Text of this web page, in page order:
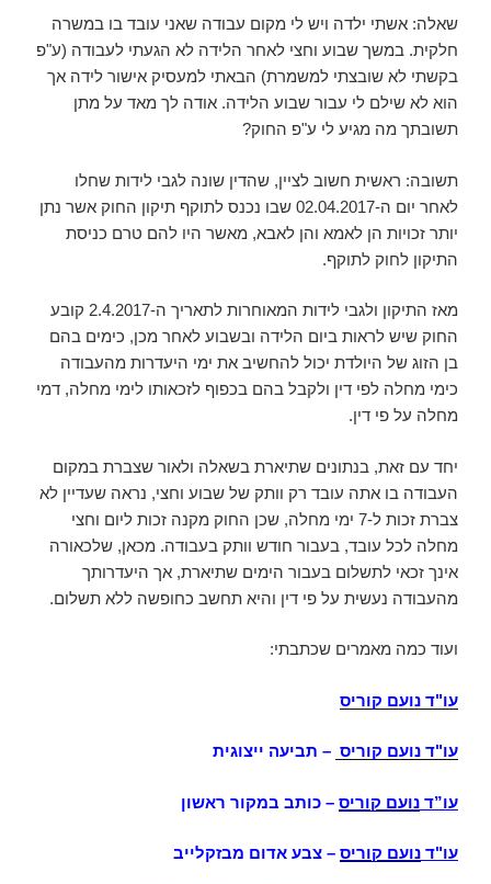
שאלה: אשתי ילדה ויש לי מקום עבודה שאני עובד בו במשרה
חלקית. במשך שבוע וחצי לאחר הלידה לא הגעתי לעבודה (ע"פ
בקשתי לא שובצתי למשמרת) הבאתי למעסיק אישור לידה אך
הוא לא שילם לי עבור שבוע הלידה. אודה לך מאד על מתן
תשובתך מה מגיע לי ע"פ החוק?
תשובה: ראשית חשוב לציין, שהדין שונה לגבי לידות שחלו
לאחר יום ה-02.04.2017 שבו נכנס לתוקף תיקון החוק אשר נתן
יותר זכויות הן לאמא והן לאבא, מאשר היו להם טרם כניסת
התיקון לחוק לתוקף.
מאז התיקון ולגבי לידות המאוחרות לתאריך ה-2.4.2017 קובע
החוק שיש לראות ביום הלידה ובשבוע לאחר מכן, כימים בהם
בן הזוג של היולדת יכול להחשיב את ימי היעדרות מהעבודה
כימי מחלה לפי דין ולקבל בהם בכפוף לזכאותו לימי מחלה, דמי
מחלה על פי דין.
יחד עם זאת, בנתונים שתיארת בשאלה ולאור שצברת במקום
העבודה בו אתה עובד רק וותק של שבוע וחצי, נראה שעדיין לא
צברת זכות ל-7 ימי מחלה, שכן החוק מקנה זכות ליום וחצי
מחלה לכל עובד, בעבור חודש וותק בעבודה. מכאן, שלכאורה
אינך זכאי לתשלום בעבור הימים שתיארת, אך היעדרותך
מהעבודה נעשית על פי דין והיא תחשב כחופשה ללא תשלום.
ועוד כמה מאמרים שכתבתי:
עו"ד נועם קוריס
עו"ד נועם קוריס – תביעה ייצוגית
עו”ד נועם קוריס – כותב במקור ראשון
עו"ד נועם קוריס – צבע אדום מבזקלייב